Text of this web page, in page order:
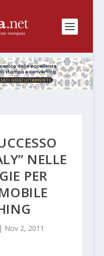
NELLE
PER
| Nov 2, 2011